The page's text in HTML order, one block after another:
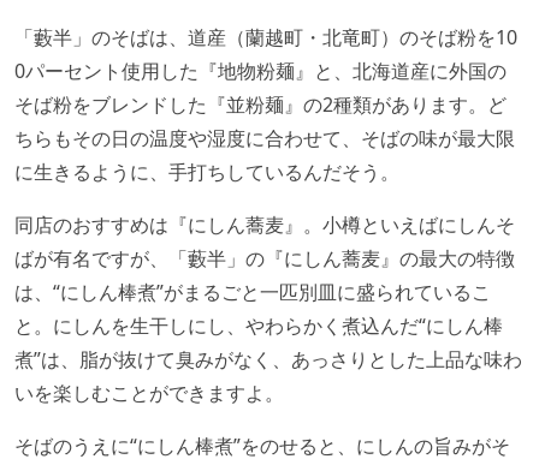
「藪半」のそばは、道産（蘭越町・北竜町）のそば粉を10
0パーセント使用した『地物粉麺』と、北海道産に外国の
そば粉をブレンドした『並粉麺』の2種類があります。ど
ちらもその日の温度や湿度に合わせて、そばの味が最大限
に生きるように、手打ちしているんだそう。
同店のおすすめは『にしん蕎麦』。小樽といえばにしんそ
ばが有名ですが、「藪半」の『にしん蕎麦』の最大の特徴
は、“にしん棒煮”がまるごと一匹別皿に盛られているこ
と。にしんを生干しにし、やわらかく煮込んだ“にしん棒
煮”は、脂が抜けて臭みがなく、あっさりとした上品な味わ
いを楽しむことができますよ。
そばのうえに“にしん棒煮”をのせると、にしんの旨みがそ